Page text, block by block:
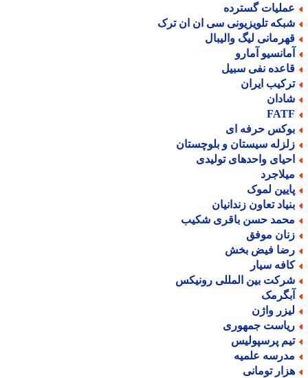
گسترده
تلویزیونی سی ان ان ترک
لیگ والیبال
آمارو
نفی سبیل
ایران
حرفه ای
سیستان و بلوچستان
واحدهای تولیدی
لموک
تعاون زندانیان
حسن باقری شکیب
موفق
فیض بخش
سیار
بین المللی رونیکس
واژن
جمهوری
پرسپولیس
علمیه
تومانی